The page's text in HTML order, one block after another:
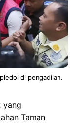
di pengadilan.
yang
Taman